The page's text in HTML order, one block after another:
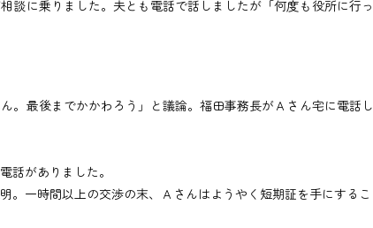
に乗りました。夫とも電話で話しましたが「何度も役所に行
最後までかかわろう」と議論。福田事務長がＡさん宅に電話
話がありました。
一時間以上の交渉の末、Ａさんはようやく短期証を手にする